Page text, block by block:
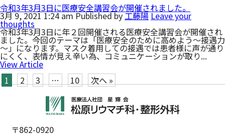
令和3年3月3日に医療安全講習会が開催されました。
3月 9, 2021 1:24 amPublished by工藤陽Leave your
thoughts
令和3年3月3日に年２回開催される医療安全講習会が開催され
ました。今回のテーマは「医療安全のために高めよう～接遇力
～」になります。マスク着用しての接遇では患者様に声が通り
にくく、表情が見え辛い為、コミュニケーションが取り...
View Article
1
2 3 … 10 次へ »
〒862-0920